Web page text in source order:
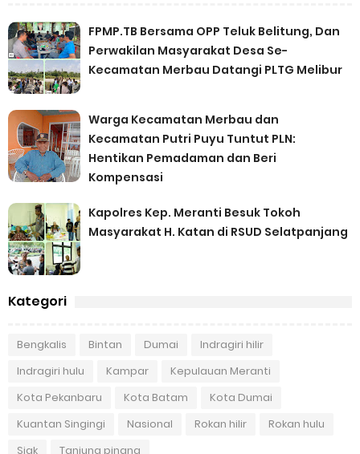
FPMP.TB Bersama OPP Teluk Belitung, Dan
Perwakilan Masyarakat Desa Se-
Kecamatan Merbau Datangi PLTG Melibur
Warga Kecamatan Merbau dan
Kecamatan Putri Puyu Tuntut PLN:
Hentikan Pemadaman dan Beri
Kompensasi
Kapolres Kep. Meranti Besuk Tokoh
Masyarakat H. Katan di RSUD Selatpanjang
Kategori
Bengkalis Bintan Dumai
Indragiri hilir
Indragiri hulu
Kampar
Kepulauan Meranti
Kota Pekanbaru
Kota Batam
Kota Dumai
Kuantan Singingi
Nasional Rokan hilir
Rokan hulu
Siak
Tanjung pinang